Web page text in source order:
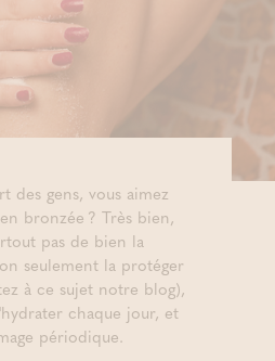
des gens, vous aimez
bronzée ? Très bien,
pas de bien la
seulement la protéger
à ce sujet notre blog),
chaque jour, et
périodique.